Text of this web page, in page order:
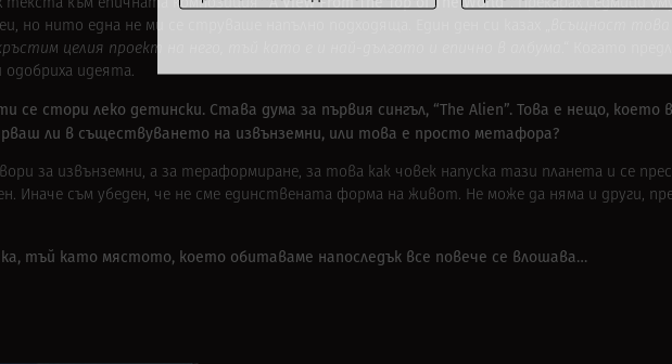
текста към епичната композиция
. Прекарах седмици
но нито една не ми се струваше напълно подходяща. Един ден си казах „
всъщност
целия проект на него, тъй като е и най-дългото и епично в албума
.“ Когато
идеята.
се стори леко детински. Става дума за първия сингъл, “The Alien”. Това е нещо, което
ли в съществуването на извънземни, или това е просто метафора?
за извънземни, а за тераформиране, за това как човек напуска тази планета и се
Иначе съм убеден, че не сме единствената форма на живот. Не може да няма и други,
тъй като мястото, което обитаваме напоследък все повече се влошава…